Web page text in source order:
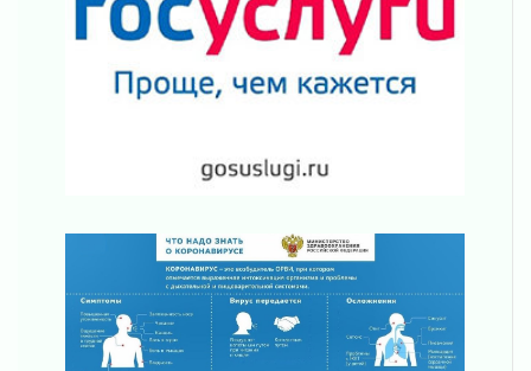
02 августа 2026
ПСК через Гослуслуги напомнит жителям
Ленинградской области о неоплаченных
районе Ленобласти
действовать при укусе клеща
В Ивангороде назвали новых почетных
граждан Ленинградской области
02 августа 2026